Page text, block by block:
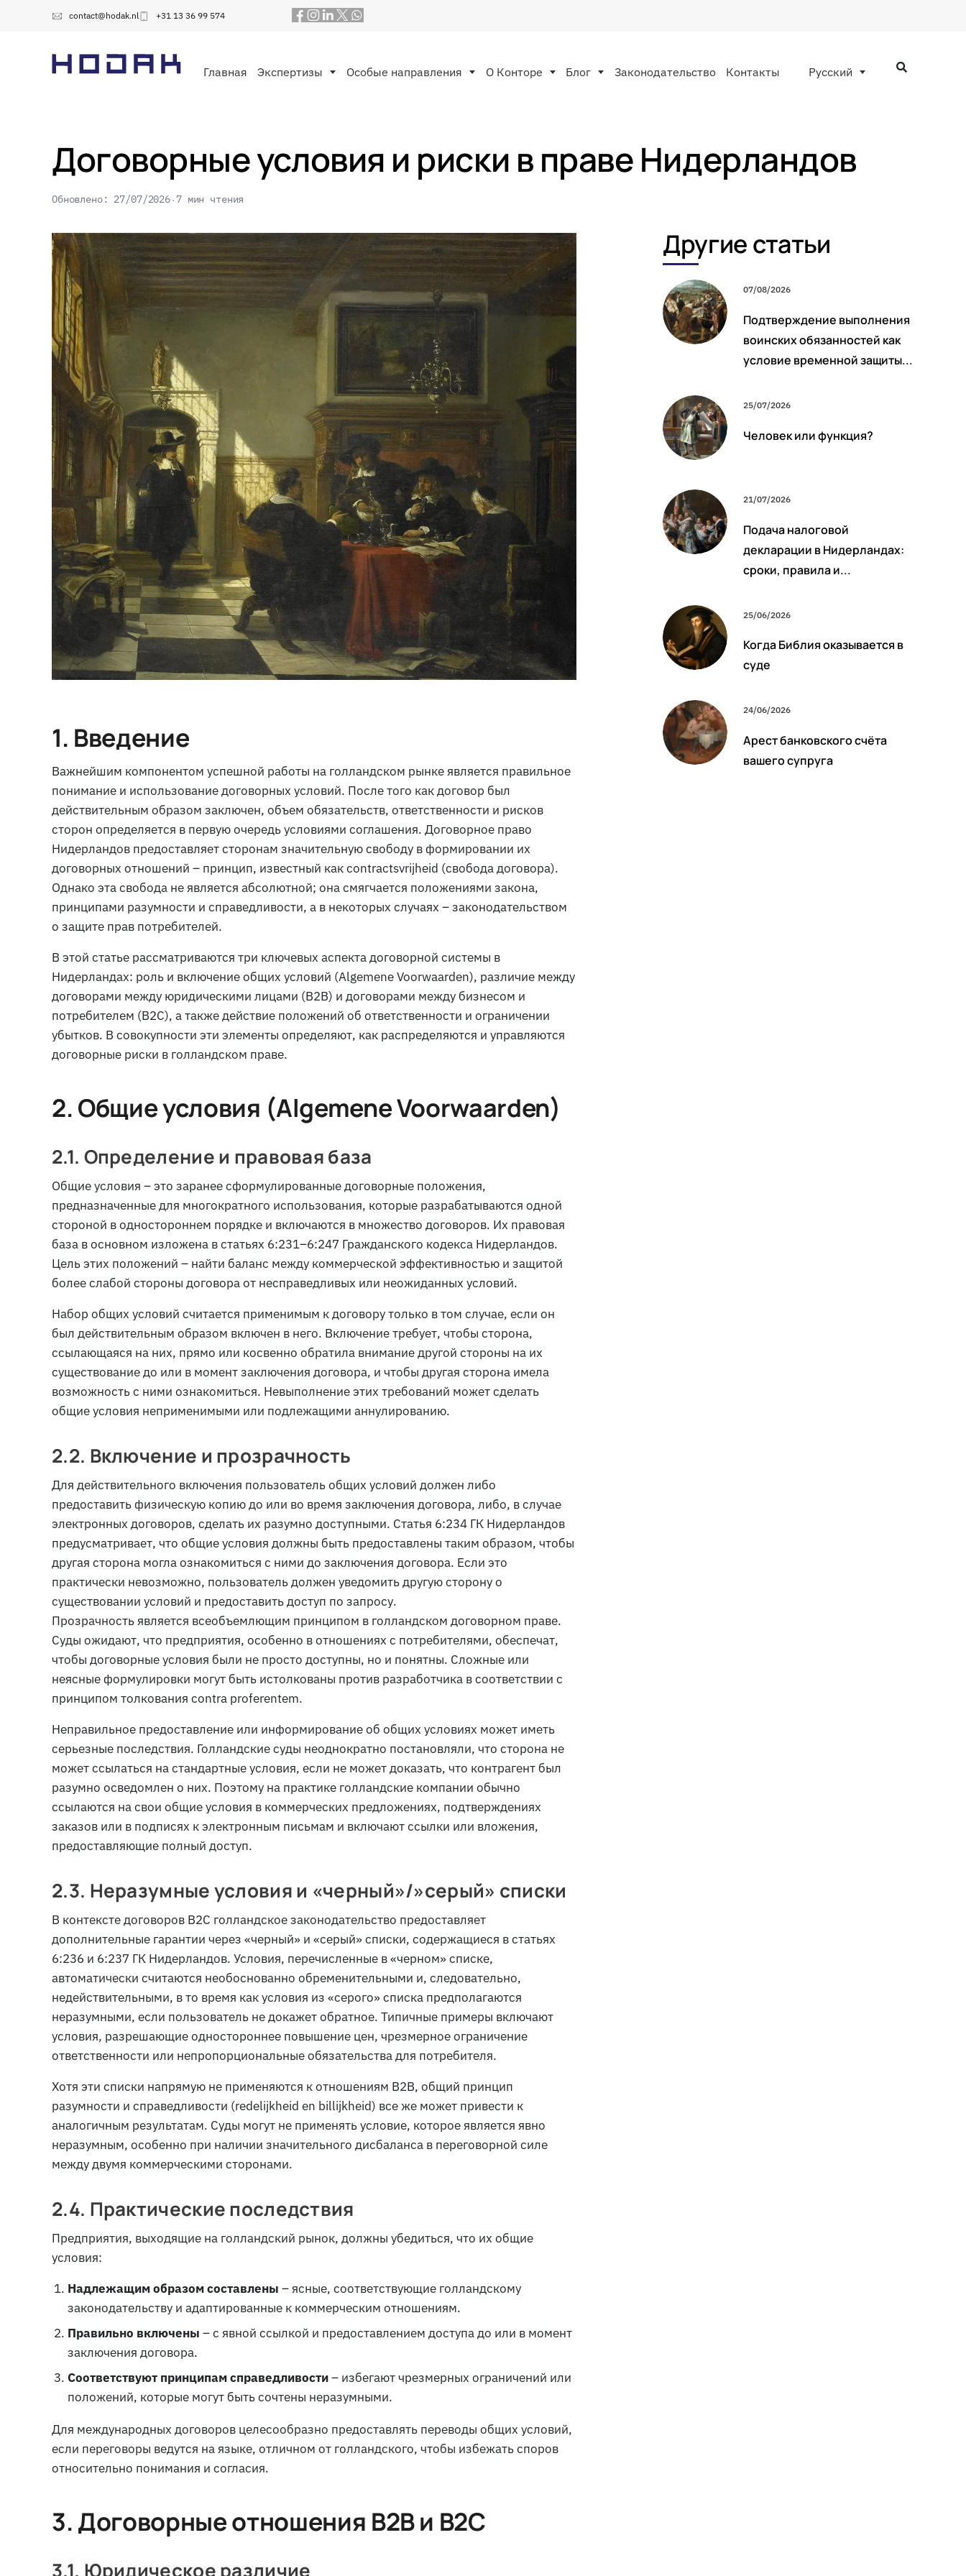
contact@hodak.nl +31 13 36 99 574
Главная Экспертизы Особые направления O Конторе Блог Законодательство Контакты Русский
Договорные условия и риски в праве Нидерландов
Обновлено: 27/07/2026 7 мин чтения
1. Введение
Важнейшим компонентом успешной работы на голландском рынке является правильное
понимание и использование договорных условий. После того как договор был
действительным образом заключен, объем обязательств, ответственности и рисков
сторон определяется в первую очередь условиями соглашения. Договорное право
Нидерландов предоставляет сторонам значительную свободу в формировании их
договорных отношений – принцип, известный какcontractsvrijheid (свобода договора).
Однако эта свобода не является абсолютной; она смягчается положениями закона,
принципами разумности и справедливости, а в некоторых случаях – законодательством
о защите прав потребителей.
В этой статье рассматриваются три ключевых аспекта договорной системы в
Нидерландах: роль и включение общих условий (Algemene Voorwaarden), различие между
договорами между юридическими лицами (B2B) и договорами между бизнесом и
потребителем (B2C), а также действие положений об ответственности и ограничении
убытков. В совокупности эти элементы определяют, как распределяются и управляются
договорные риски в голландском праве.
2. Общие условия (Algemene Voorwaarden)
2.1. Определение и правовая база
Общие условия – это заранее сформулированные договорные положения,
предназначенные для многократного использования, которые разрабатываются одной
стороной в одностороннем порядке и включаются в множество договоров. Их правовая
база в основном изложена в статьях 6:231–6:247 Гражданского кодекса Нидерландов.
Цель этих положений – найти баланс между коммерческой эффективностью и защитой
более слабой стороны договора от несправедливых или неожиданных условий.
Набор общих условий считается применимым к договору только в том случае, если он
был действительным образом включен в него. Включение требует, чтобы сторона,
ссылающаяся на них, прямо или косвенно обратила внимание другой стороны на их
существование до или в момент заключения договора, и чтобы другая сторона имела
возможность с ними ознакомиться. Невыполнение этих требований может сделать
общие условия неприменимыми или подлежащими аннулированию.
2.2. Включение и прозрачность
Для действительного включения пользователь общих условий должен либо
предоставить физическую копию до или во время заключения договора, либо, в случае
электронных договоров, сделать их разумно доступными. Статья 6:234 ГК Нидерландов
предусматривает, что общие условия должны быть предоставлены таким образом, чтобы
другая сторона могла ознакомиться с ними до заключения договора. Если это
практически невозможно, пользователь должен уведомить другую сторону о
существовании условий и предоставить доступ по запросу.
Прозрачность является всеобъемлющим принципом в голландском договорном праве.
Суды ожидают, что предприятия, особенно в отношениях с потребителями, обеспечат,
чтобы договорные условия были не просто доступны, но и понятны. Сложные или
неясные формулировки могут быть истолкованы против разработчика в соответствии с
принципом толкования contra proferentem.
Неправильное предоставление или информирование об общих условиях может иметь
серьезные последствия. Голландские суды неоднократно постановляли, что сторона не
может ссылаться на стандартные условия, если не может доказать, что контрагент был
разумно осведомлен о них. Поэтому на практике голландские компании обычно
ссылаются на свои общие условия в коммерческих предложениях, подтверждениях
заказов или в подписях к электронным письмам и включают ссылки или вложения,
предоставляющие полный доступ.
2.3. Неразумные условия и «черный»/»серый» списки
В контексте договоров B2C голландское законодательство предоставляет
дополнительные гарантии через «черный» и «серый» списки, содержащиеся в статьях
6:236 и 6:237 ГК Нидерландов. Условия, перечисленные в «черном» списке,
автоматически считаются необоснованно обременительными и, следовательно,
недействительными, в то время как условия из «серого» списка предполагаются
неразумными, если пользователь не докажет обратное. Типичные примеры включают
условия, разрешающие одностороннее повышение цен, чрезмерное ограничение
ответственности или непропорциональные обязательства для потребителя.
Хотя эти списки напрямую не применяются к отношениям B2B, общий принцип
разумности и справедливости (redelijkheid en billijkheid) все же может привести к
аналогичным результатам. Суды могут не применять условие, которое является явно
неразумным, особенно при наличии значительного дисбаланса в переговорной силе
между двумя коммерческими сторонами.
2.4. Практические последствия
Предприятия, выходящие на голландский рынок, должны убедиться, что их общие
условия:
Надлежащим образом составлены – ясные, соответствующие голландскому
законодательству и адаптированные к коммерческим отношениям.
Правильно включены – с явной ссылкой и предоставлением доступа до или в момент
заключения договора.
Соответствуют принципам справедливости– избегают чрезмерных ограничений или
положений, которые могут быть сочтены неразумными.
Для международных договоров целесообразно предоставлять переводы общих условий,
если переговоры ведутся на языке, отличном от голландского, чтобы избежать споров
относительно понимания и согласия.
3. Договорные отношения B2B и B2C
3.1. Юридическое различие
Другие статьи
07/08/2026
Подтверждение выполнения
воинских обязанностей как
условие временной защиты...
25/07/2026
Человек или функция?
21/07/2026
Подача налоговой
декларации в Нидерландах:
сроки, правила и...
25/06/2026
Когда Библия оказывается в
суде
24/06/2026
Арест банковского счёта
вашего супруга